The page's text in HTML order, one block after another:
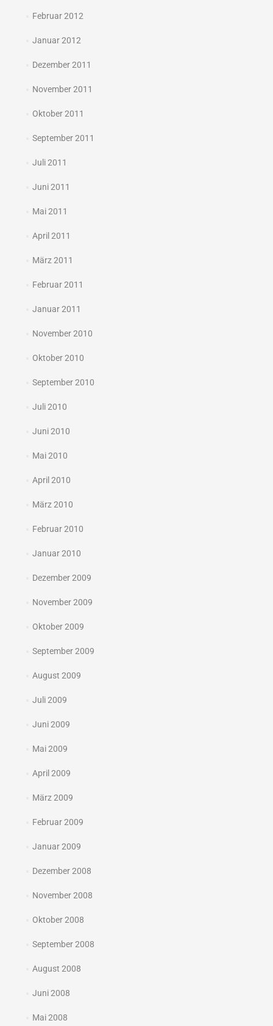
Februar 2012
Januar 2012
Dezember 2011
November 2011
Oktober 2011
September 2011
Juli 2011
Juni 2011
Mai 2011
April 2011
März 2011
Februar 2011
Januar 2011
November 2010
Oktober 2010
September 2010
Juli 2010
Juni 2010
Mai 2010
April 2010
März 2010
Februar 2010
Januar 2010
Dezember 2009
November 2009
Oktober 2009
September 2009
August 2009
Juli 2009
Juni 2009
Mai 2009
April 2009
März 2009
Februar 2009
Januar 2009
Dezember 2008
November 2008
Oktober 2008
September 2008
August 2008
Juni 2008
Mai 2008